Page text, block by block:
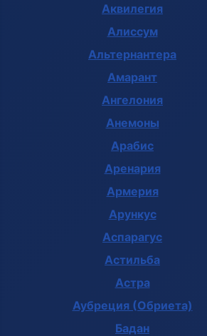
Аквилегия
Алиссум
Альтернантера
Амарант
Ангелония
Анемоны
Арабис
Аренария
Армерия
Арункус
Аспарагус
Астильба
Астра
Аубреция (Обриета)
Бадан